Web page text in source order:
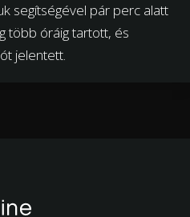
segítségével pár perc alatt
több óráig tartott, és
jelentett.